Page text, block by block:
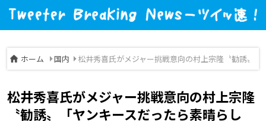
ホーム 国内 松井秀喜氏がメジャー挑戦意向の村上宗隆〝勧誘〟
松井秀喜氏がメジャー挑戦意向の村上宗隆
〝勧誘〟「ヤンキースだったら素晴らし